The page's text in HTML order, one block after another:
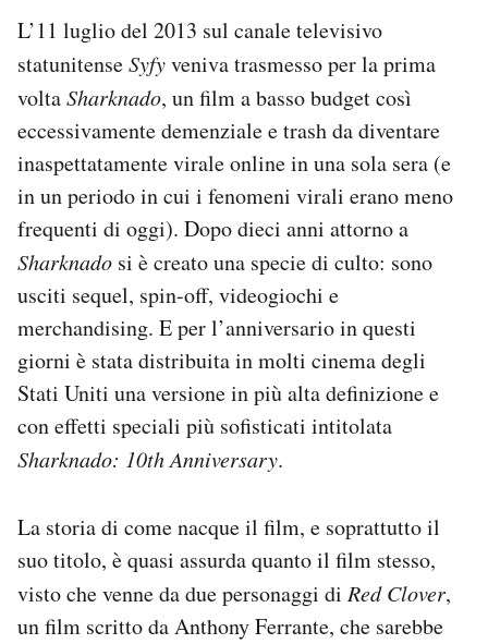
AREA PERSONALE
Area Personale
Newsletter
Notifiche mobile
Regala il Post
Hai bisogno di aiuto?
Esci
L’11 luglio del 2013 sul canale televisivo
statunitenseSyfyveniva trasmesso per la prima
voltaSharknado, un film a basso budget così
eccessivamente demenziale e trash da diventare
inaspettatamente virale online in una sola sera (e
in un periodo in cui i fenomeni virali erano meno
frequenti di oggi). Dopo dieci anni attorno a
Sharknado si è creato una specie di culto: sono
usciti sequel, spin-off, videogiochi e
merchandising. E per l’anniversario in questi
giorni è stata distribuita in molti cinema degli
Stati Uniti una versione in più alta definizione e
con effetti speciali più sofisticati intitolata
Sharknado: 10th Anniversary.
La storia di come nacque il film, e soprattutto il
suo titolo, è quasi assurda quanto il film stesso,
visto che venne da due personaggi di Red Clover,
un film scritto da Anthony Ferrante, che sarebbe